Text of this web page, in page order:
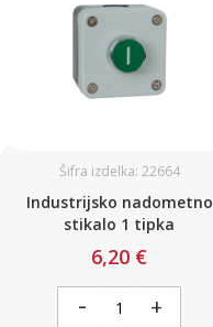
Šifra izdelka: 22664
Industrijsko nadometno
stikalo 1 tipka
6,20 €
- +